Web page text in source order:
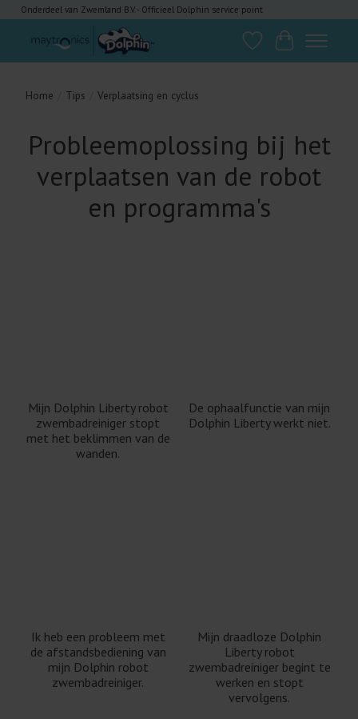
Onderdeel van Zwemland B.V. - Officieel Dolphin service point
VerlanglijstWinkelwagen
Home Tips Verplaatsing en cyclus
Probleemoplossing bij het
verplaatsen van de robot
en programma's
Mijn Dolphin Liberty robot
zwembadreiniger stopt
met het beklimmen van de
wanden.
De ophaalfunctie van mijn
Dolphin Liberty werkt niet.
Ik heb een probleem met
de afstandsbediening van
mijn Dolphin robot
zwembadreiniger.
Mijn draadloze Dolphin
Liberty robot
zwembadreiniger begint te
werken en stopt
vervolgens.